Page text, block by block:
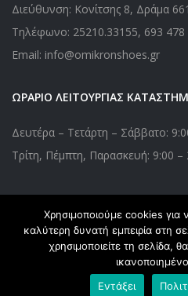
Διεύθυνση: Κονίτσης 8, Δράμα
Τηλέφωνο: 25210.33155, 693 478
Email: info@omikronshoes.gr
ΩΡΑΡΙΟ ΛΕΙΤΟΥΡΓΙΑΣ
Δευτέρα – Τετάρτη – Σάββατο:
Τρίτη, Πέμπτη, Παρασκευή: 9:00 –
Copyright © 2020
by
Χρησιμοποιούμε cookies
καλύτερη δυνατή εμπειρία στη
χρησιμοποιείτε τη σελίδα,
Εντάξει